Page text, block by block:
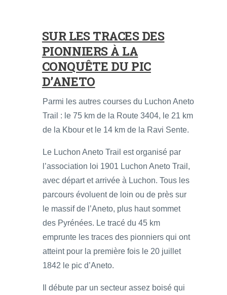
SUR LES TRACES DES
PIONNIERS À LA
CONQUÊTE DU PIC
D’ANETO
Parmi les autres courses du Luchon Aneto
Trail : le 75 km de la Route 3404, le 21 km
de la Kbour et le 14 km de la Ravi Sente.
Le Luchon Aneto Trail est organisé par
l’association loi 1901 Luchon Aneto Trail,
avec départ et arrivée à Luchon. Tous les
parcours évoluent de loin ou de près sur
le massif de l’Aneto, plus haut sommet
des Pyrénées. Le tracé du 45 km
emprunte les traces des pionniers qui ont
atteint pour la première fois le 20 juillet
1842 le pic d’Aneto.
Il débute par un secteur assez boisé qui